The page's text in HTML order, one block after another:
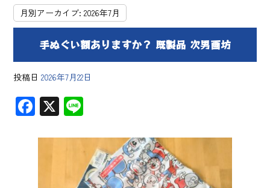
月別アーカイブ:2026年7月
手ぬぐい額ありますか？ 既製品 次男画坊
投稿日 2026年7月22日
F
e
X